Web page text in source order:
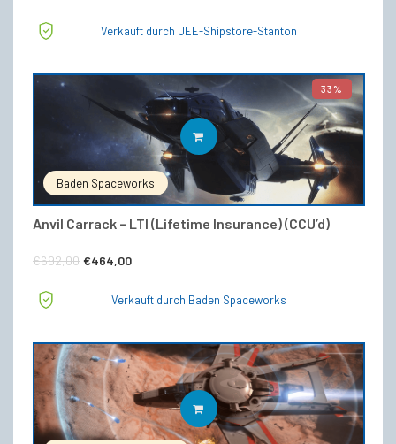
€375,00€324,50.
Verkauft durch UEE-Shipstore-Stanton
33%
Baden Spaceworks
Anvil Carrack – LTI (Lifetime Insurance) (CCU’d)
€692,00 Ursprünglicher
€692,00
€464,00
€464,00.
IN DEN WARENKORB
Verkauft durch Baden Spaceworks
IN DEN WARENKORB